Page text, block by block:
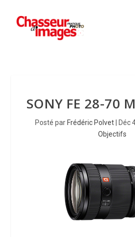
SONY FE 28-70
Posté par Frédéric Polvet| Déc
Objectifs